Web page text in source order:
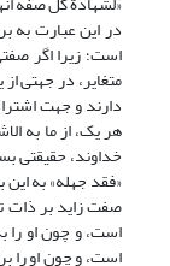
در این عبارت به
است؛ زیرا اگر
متغایر، در جهتی
دارند و جهت
هر یک، از ما به
خداوند، حقیقتی
«فقد جهله» به
صفت زاید بر ذات
است، و چون او را
است، و چون او را